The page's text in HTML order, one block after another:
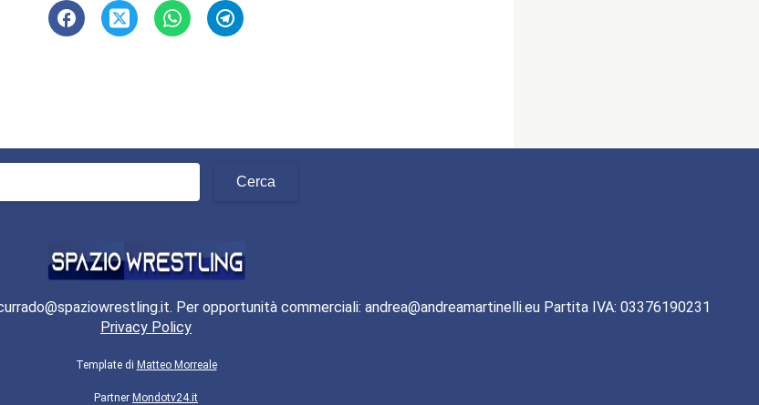
Per opportunità commerciali: andrea@andreamartinelli.eu Partita IVA: 03376190231
Privacy Policy
Template di Matteo Morreale
Partner Mondotv24.it